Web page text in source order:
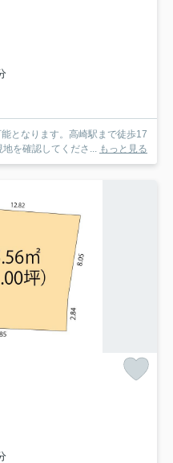
となります。高崎駅まで徒歩17
を確認してくださ... もっと見る